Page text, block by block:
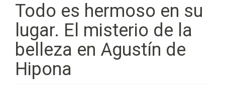
lateral
Todo es hermoso en su
lugar. El misterio de la
belleza en Agustín de
Hipona